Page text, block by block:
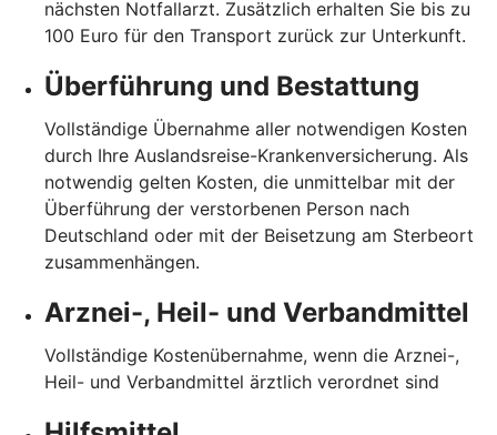
nächsten Notfallarzt. Zusätzlich erhalten Sie bis zu
100 Euro für den Transport zurück zur Unterkunft.
Überführung und Bestattung
Vollständige Übernahme aller notwendigen Kosten
durch Ihre Auslandsreise-Krankenversicherung. Als
notwendig gelten Kosten, die unmittelbar mit der
Überführung der verstorbenen Person nach
Deutschland oder mit der Beisetzung am Sterbeort
zusammenhängen.
Arznei-, Heil- und Verbandmittel
Vollständige Kostenübernahme, wenn die Arznei-,
Heil- und Verbandmittel ärztlich verordnet sind